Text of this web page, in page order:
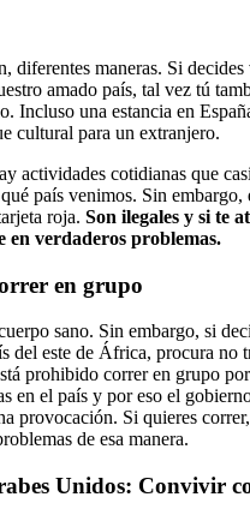
diferentes maneras. Si
amado país, tal vez tú
Incluso una estancia en
cultural para un extranjero.
actividades cotidianas que
país venimos. Sin embargo,
roja. Son ilegales y si te
en verdaderos problemas.
en grupo
sano. Sin embargo, si
del este de África, procura no
prohibido correr en grupo
en el país y por eso el
provocación. Si quieres
de esa manera.
Unidos: Convivir